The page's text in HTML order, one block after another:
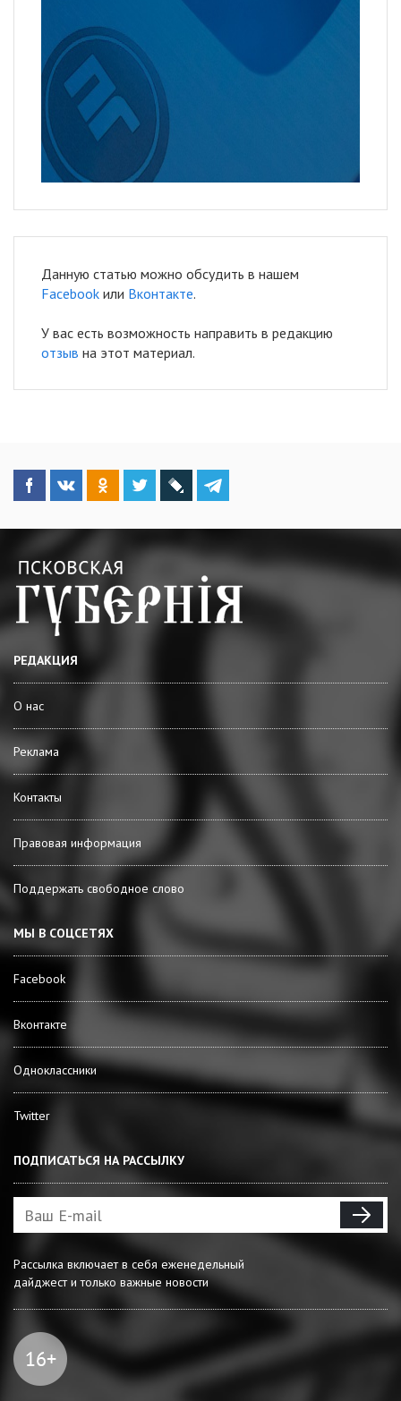
Данную статью можно обсудить в нашем
Facebook или Вконтакте.
У вас есть возможность направить в редакцию
отзыв на этот материал.
РЕДАКЦИЯ
О нас
Реклама
Контакты
Правовая информация
Поддержать свободное слово
МЫ В СОЦСЕТЯХ
Facebook
Вконтакте
Одноклассники
Twitter
ПОДПИСАТЬСЯ НА РАССЫЛКУ
Рассылка включает в себя еженедельный
дайджест и только важные новости